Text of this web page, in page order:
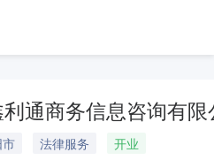
通商务信息咨询有限
法律服务
开业